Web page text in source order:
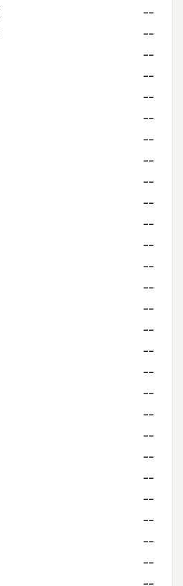
--
--
--
--
--
--
--
--
--
--
--
--
--
--
--
--
--
--
--
--
--
--
--
--
--
--
--